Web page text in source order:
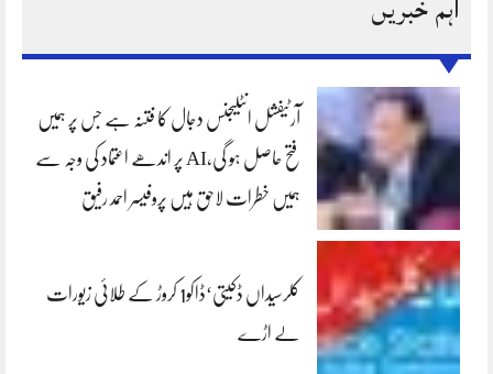
آرٹیفشل انٹلیجنس دجال کا فتنہ ہے جس پر ہمیں
فتح حاصل ہو گی،AI پر اندھے اعتماد کی وجہ سے
ہمیں خطرات لاحق ہیں پروفیسر احمد رفیق
کلرسیداں ڈکیتی‘ڈاکو1 کروڑ کے طلائی زیورات
لے اڑے